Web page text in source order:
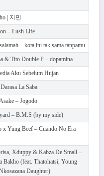
| 지민
– Lush Life
– kota ini tak sama tanpamu
& Tito Double P – dopamina
Aku Sebelum Hujan
La Saba
– Jogodo
– B.M.S (by my side)
x Yung Beef – Cuando No Era
Xduppy & Kabza De Small –
Bakho (feat. Thatohatsi, Young
Daughter)